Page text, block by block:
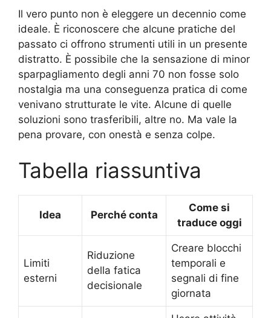
Il vero punto non è eleggere un decennio come
ideale. È riconoscere che alcune pratiche del
passato ci offrono strumenti utili in un presente
distratto. È possibile che la sensazione di minor
sparpagliamento degli anni 70 non fosse solo
nostalgia ma una conseguenza pratica di come
venivano strutturate le vite. Alcune di quelle
soluzioni sono trasferibili, altre no. Ma vale la
pena provare, con onestà e senza colpe.
Tabella riassuntiva
Idea Perché conta
Come si
traduce oggi
Limiti
esterni
Riduzione
della fatica
decisionale
Creare blocchi
temporali e
segnali di fine
giornata